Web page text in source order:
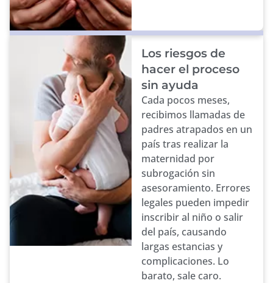
Los riesgos de
hacer el proceso
sin ayuda
Cada pocos meses,
recibimos llamadas de
padres atrapados en un
país tras realizar la
maternidad por
subrogación sin
asesoramiento. Errores
legales pueden impedir
inscribir al niño o salir
del país, causando
largas estancias y
complicaciones. Lo
barato, sale caro.